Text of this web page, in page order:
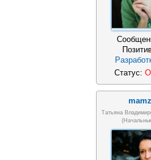
Статус:
Татьяна